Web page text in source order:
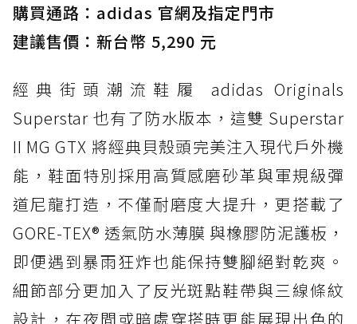
防水鞋推薦 3. Nike Dunk Low GORE-TEX：
經典 Dunk 輪廓加上防水科技，雨天穿搭帥度不
打折
防水鞋推薦 4. ASICS TRABUCO 14 GTX：搭
載 GORE-TEX 隱形貼合科技，全方位防水神鞋
防水鞋推薦 5. Salomon XT-6 GORE-TEX：潮
人必備山系鞋王！防滑、防水與街頭顏值一次攻
頂
防水鞋推薦 6. HOKA Stinson Evo GTX：越野
復刻厚底，GORE-TEX 防水與增高神器一次滿
防水鞋推薦 7. Timberland Motion Access：
黃靴同級頂級防水，輕量化工裝健走鞋雨天必備
購買通路：adidas 官網及指定門市
建議售價：新台幣 5,290 元
經典街頭潮流鞋履 adidas Originals
Superstar 也有了防水版本，這雙 Superstar
II MG GTX 將經典貝殼頭完美注入現代戶外機
能，鞋面特別採用高質感磨砂革與軍規級彈
道尼龍打造，不僅耐磨度大提升，更搭載了
GORE-TEX® 透氣防水薄膜 與橡膠防泥護板，
即便遇到暴雨狂炸也能保持雙腳絕對乾爽。
細節部分更加入了反光斑點鞋帶與三線條紋
設計，在夜間或暗處穿搭時更能展現出色的